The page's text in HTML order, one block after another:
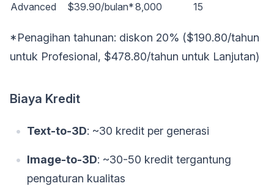
Advanced
$39.90/bulan*8,000 15
*Penagihan tahunan: diskon 20% ($190.80/tahun
untuk Profesional, $478.80/tahun untuk Lanjutan)
Biaya Kredit
Text-to-3D: ~30 kredit per generasi
Image-to-3D: ~30-50 kredit tergantung
pengaturan kualitas